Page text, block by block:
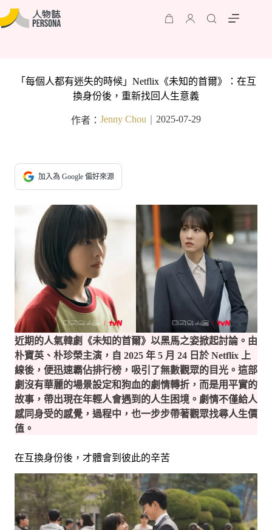
「每個人都有迷失的時候」Netflix《未知的首爾》：在互
換身份後，重新找回人生意義
作者： Jenny Chou 2025-07-29
加入為 Google 偏好來源
近期的人氣韓劇《未知的首爾》以黑馬之姿掀起討論。由
朴寶英、朴珍榮主演，自 2025 年 5 月 24 日於 Netflix 上
線後，便迅速霸佔排行榜，吸引了無數觀眾的目光 。這部
劇沒有華麗的場景設定和狗血的劇情轉折，而是用平實的
故事，帶出現在年輕人會遇到的人生困境。劇情不僅給人
感同身受的感覺，過程中，也一步步帶著觀眾找尋人生價
值。
在互換身份後，才體會到彼此的辛苦